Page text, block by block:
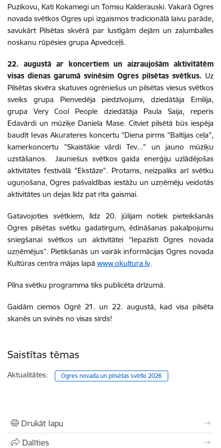
Puzikovu, Kati Kokamegi un Tomsu Kalderauski. Vakarā Ogres
novada svētkos Ogres upi izgaismos tradicionālā laivu parāde,
savukārt Pilsētas skvērā par lustīgām dejām un zaļumballes
noskaņu rūpēsies grupa Apvedceļš.
22. augustā ar koncertiem un aizraujošām aktivitātēm
visas dienas garumā svinēsim Ogres pilsētas svētkus. Uz
Pilsētas skvēra skatuves ogrēniešus un pilsētas viesus svētkos
sveiks grupa Pienvedēja piedzīvojumi, dziedātāja Emilija,
grupa Very Cool People dziedātāja Paula Saija, reperis
Edavārdi un mūziķe Daniela Mase. Citviet pilsētā būs iespēja
baudīt Ievas Akurateres koncertu "Diena pirms "Baltijas ceļa",
kamerkoncertu "Skaistākie vārdi Tev..." un jauno mūziķu
uzstāšanos. Jauniešus svētkos gaida enerģiju uzlādējošas
aktivitātes festivālā "Ekstāze". Protams, neizpaliks arī svētku
uguņošana, Ogres pašvaldības iestāžu un uzņēmēju veidotās
aktivitātes un dejas līdz pat rīta gaismai.
Gatavojoties svētkiem, līdz 20. jūlijam notiek pieteikšanās
Ogres pilsētas svētku gadatirgum, ēdināšanas pakalpojumu
sniegšanai svētkos un aktivitātei “Iepazīsti Ogres novada
uzņēmējus”. Pietikšanās un vairāk informācijas Ogres novada
Kultūras centra mājas lapā www.okultura.lv.
Pilna svētku programma tiks publicēta drīzumā.
Gaidām ciemos Ogrē 21. un 22. augustā, kad visa pilsēta
skanēs un svinēs no visas sirds!
Saistītas tēmas
Aktualitātes: Ogres novada un pilsētas svētki 2026
Drukāt lapu
Dalīties